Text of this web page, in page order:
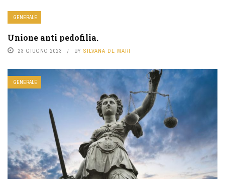
GENERALE
Unione anti pedofilia.
23 GIUGNO 2023 BY SILVANA DE MARI
GENERALE